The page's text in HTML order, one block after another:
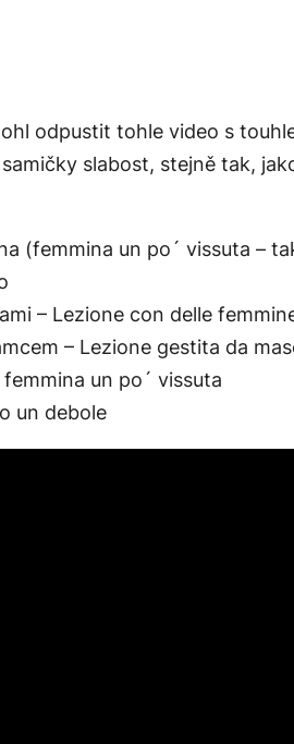
odpustit tohle video s
slabost, stejně tak,
(femmina un po´ vissuta –
– Lezione con delle
– Lezione gestita da
un po´ vissuta
un debole